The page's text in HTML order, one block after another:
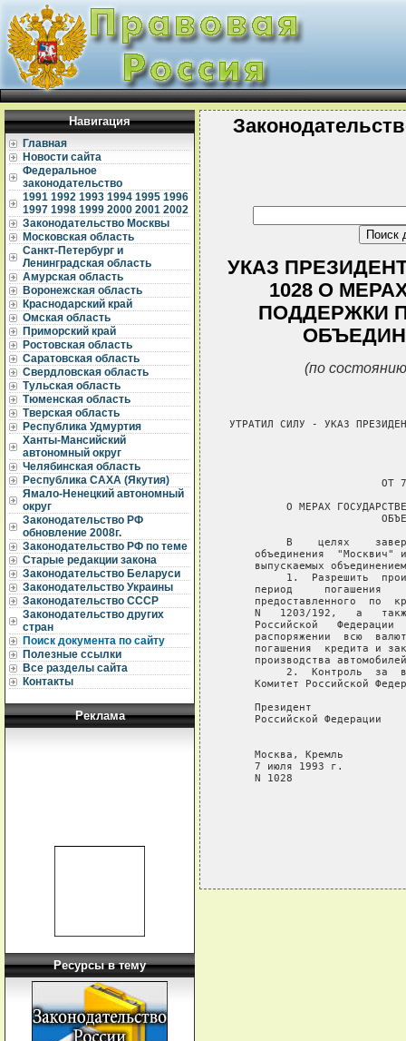
Навигация
Главная
Новости сайта
Федеральное
законодательство
1991 1992 1993 1994 1995 1996
1997 1998 1999 2000 2001 2002
Законодательство Москвы
Московская область
Санкт-Петербург и
Ленинградская область
Амурская область
Воронежская область
Краснодарский край
Омская область
Приморский край
Ростовская область
Саратовская область
Свердловская область
Тульская область
Тюменская область
Тверская область
Республика Удмуртия
Ханты-Мансийский
автономный округ
Челябинская область
Республика САХА (Якутия)
Ямало-Ненецкий автономный
округ
Законодательство РФ
обновление 2008г.
Законодательство РФ по теме
Старые редакции закона
Законодательство Беларуси
Законодательство Украины
Законодательство СССР
Законодательство других
стран
Поиск документа по сайту
Полезные ссылки
Все разделы сайта
Контакты
Реклама
Ресурсы в тему
УКАЗ
1028 О
ПОДДЕРЖКИ
(по
УТРАТИЛ СИЛУ - УКАЗ
ОТ
О МЕРАХ
В    целях
объединения  "Москвич"
выпускаемых
1.  Разрешить
период     погашения
предоставленного  по
N   1203/192,   а
Российской   Федерации
распоряжении  всю
погашения  кредита и
производства
2.  Контроль  за
Комитет Российской
     Президент
Российской Федерации
     Москва, Кремль
     7 июля 1993 г.
     N 1028